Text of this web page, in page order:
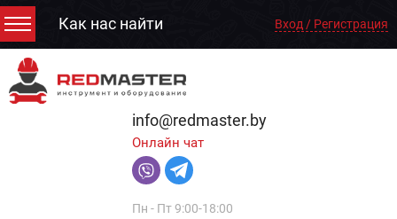
Как нас найти Вход / Регистрация
info@redmaster.by
Онлайн чат
Пн - Пт 9:00-18:00